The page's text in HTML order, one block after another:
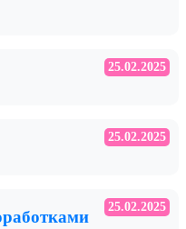
25.02.2025
25.02.2025
25.02.2025